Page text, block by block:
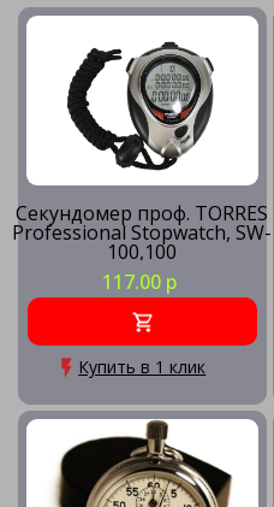
Секундомер проф. TORRES
Professional Stopwatch, SW-
100,100
чер. NEW
117.00 р
Купить в 1 клик